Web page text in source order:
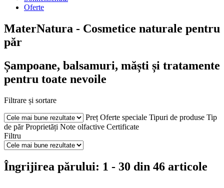
Oferte
MaterNatura - Cosmetice naturale pentru
păr
Șampoane, balsamuri, măști și tratamente
pentru toate nevoile
Filtrare și sortare
Preț Oferte speciale Tipuri de produse Tip
de păr Proprietăți Note olfactive Certificate
Filtru
Îngrijirea părului: 1 - 30 din 46 articole